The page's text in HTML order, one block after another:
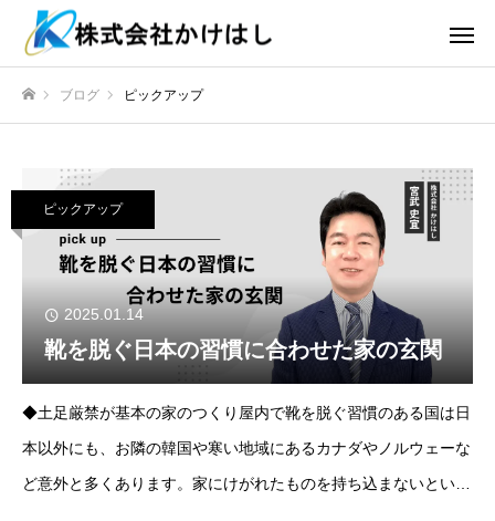
ブログ ピックアップ
ピックアップ
2025.01.14
靴を脱ぐ日本の習慣に合わせた家の玄関
◆土足厳禁が基本の家のつくり屋内で靴を脱ぐ習慣のある国は日
本以外にも、お隣の韓国や寒い地域にあるカナダやノルウェーな
ど意外と多くあります。家にけがれたものを持ち込まないという